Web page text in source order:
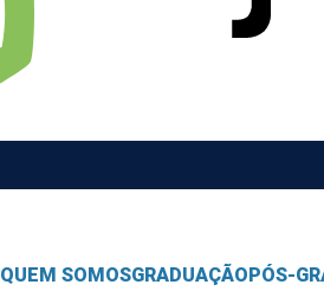
QUEM SOMOSGRADUAÇÃO PÓS-